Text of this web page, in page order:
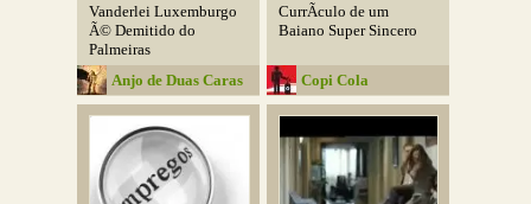
Vanderlei Luxemburgo
Ã© Demitido do
Palmeiras
Anjo de Duas Caras
CurrÃ­culo de um
Baiano Super Sincero
Copi Cola